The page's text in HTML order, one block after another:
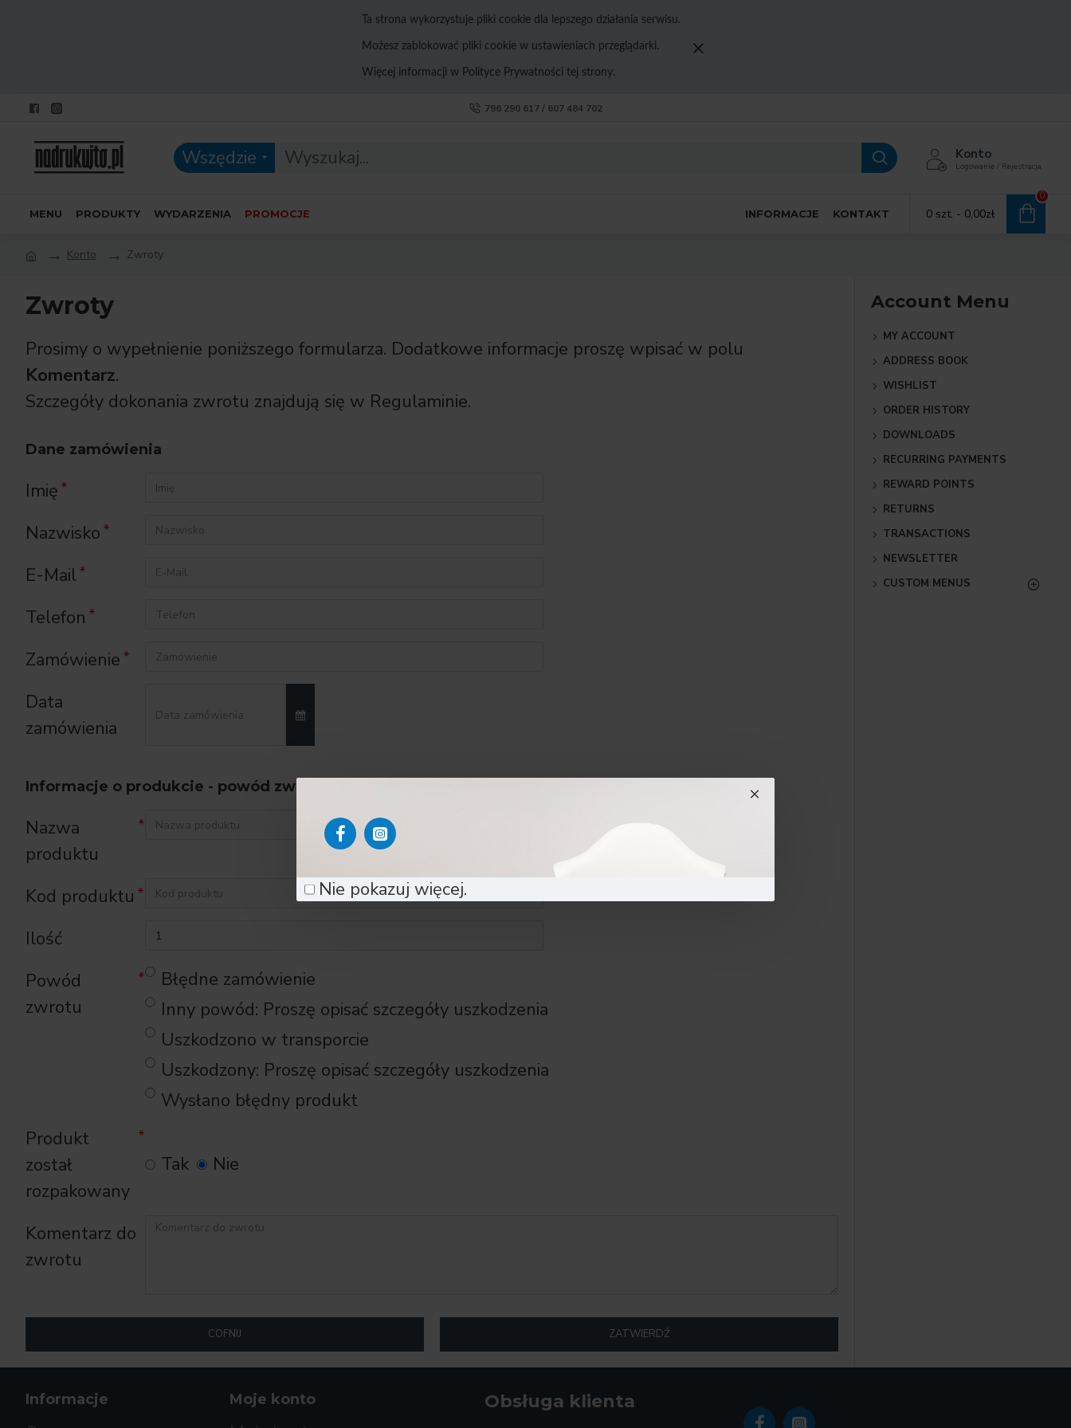
Nie pokazuj więcej.
Ta strona wykorzystuje pliki cookie dla lepszego działania serwisu.
Możesz zablokować pliki cookie w ustawieniach przeglądarki.
Więcej informacji w Polityce Prywatności tej strony.
796 290 617 / 607 484 702
Wszędzie Konto
Logowanie / Rejestracja
MENU PRODUKTY WYDARZENIA PROMOCJE INFORMACJE KONTAKT 0 szt. - 0,00zł
0
Konto Zwroty
Zwroty
Prosimy o wypełnienie poniższego formularza. Dodatkowe informacje proszę wpisać w polu
Komentarz.
Szczegóły dokonania zwrotu znajdują się w Regulaminie.
Dane zamówienia
Imię
Nazwisko
E-Mail
Telefon
Zamówienie
Data
zamówienia
Informacje o produkcie - powód zwrotu
Nazwa
produktu
Kod produktu
Ilość
Powód
zwrotu
Błędne zamówienie
Inny powód: Proszę opisać szczegóły uszkodzenia
Uszkodzono w transporcie
Uszkodzony: Proszę opisać szczegóły uszkodzenia
Wysłano błędny produkt
Produkt
został
rozpakowany
Tak Nie
Komentarz do
zwrotu
COFNIJ ZATWIERDŹ
Account Menu
MY ACCOUNT
ADDRESS BOOK
WISHLIST
ORDER HISTORY
DOWNLOADS
RECURRING PAYMENTS
REWARD POINTS
RETURNS
TRANSACTIONS
NEWSLETTER
CUSTOM MENUS
Informacje Moje konto Obsługa klienta